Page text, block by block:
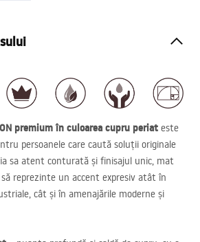
premium în culoarea cupru periat este
persoanele care caută soluții originale
sa atent conturată și finisajul unic, mat
reprezinte un accent expresiv atât în
cât și în amenajările moderne și